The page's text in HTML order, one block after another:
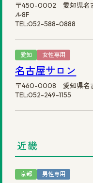
〒450-0002 愛知県名
ル8F
TEL:052-588-0888
愛知 女性専用
名古屋サロン
〒460-0008 愛知県名
TEL:052-249-1155
近畿
京都 男性専用